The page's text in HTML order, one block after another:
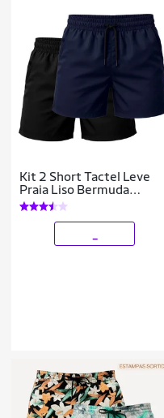
Kit 2 Short Tactel Leve
Praia Liso Bermuda
Masculina